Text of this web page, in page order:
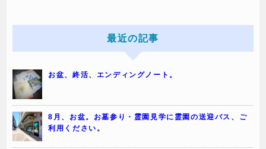
最近の記事
お盆、終活、エンディングノート。
8月、お盆。お墓参り・霊園見学に霊園の送迎バス、ご
利用ください。